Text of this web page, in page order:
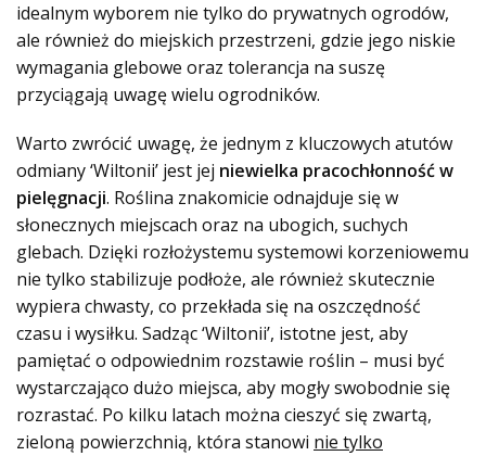
idealnym wyborem nie tylko do prywatnych ogrodów,
ale również do miejskich przestrzeni, gdzie jego niskie
wymagania glebowe oraz tolerancja na suszę
przyciągają uwagę wielu ogrodników.
Warto zwrócić uwagę, że jednym z kluczowych atutów
odmiany ‘Wiltonii’ jest jej niewielka pracochłonność w
pielęgnacji. Roślina znakomicie odnajduje się w
słonecznych miejscach oraz na ubogich, suchych
glebach. Dzięki rozłożystemu systemowi korzeniowemu
nie tylko stabilizuje podłoże, ale również skutecznie
wypiera chwasty, co przekłada się na oszczędność
czasu i wysiłku. Sadząc ‘Wiltonii’, istotne jest, aby
pamiętać o odpowiednim rozstawie roślin – musi być
wystarczająco dużo miejsca, aby mogły swobodnie się
rozrastać. Po kilku latach można cieszyć się zwartą,
zieloną powierzchnią, która stanowi nie tylko